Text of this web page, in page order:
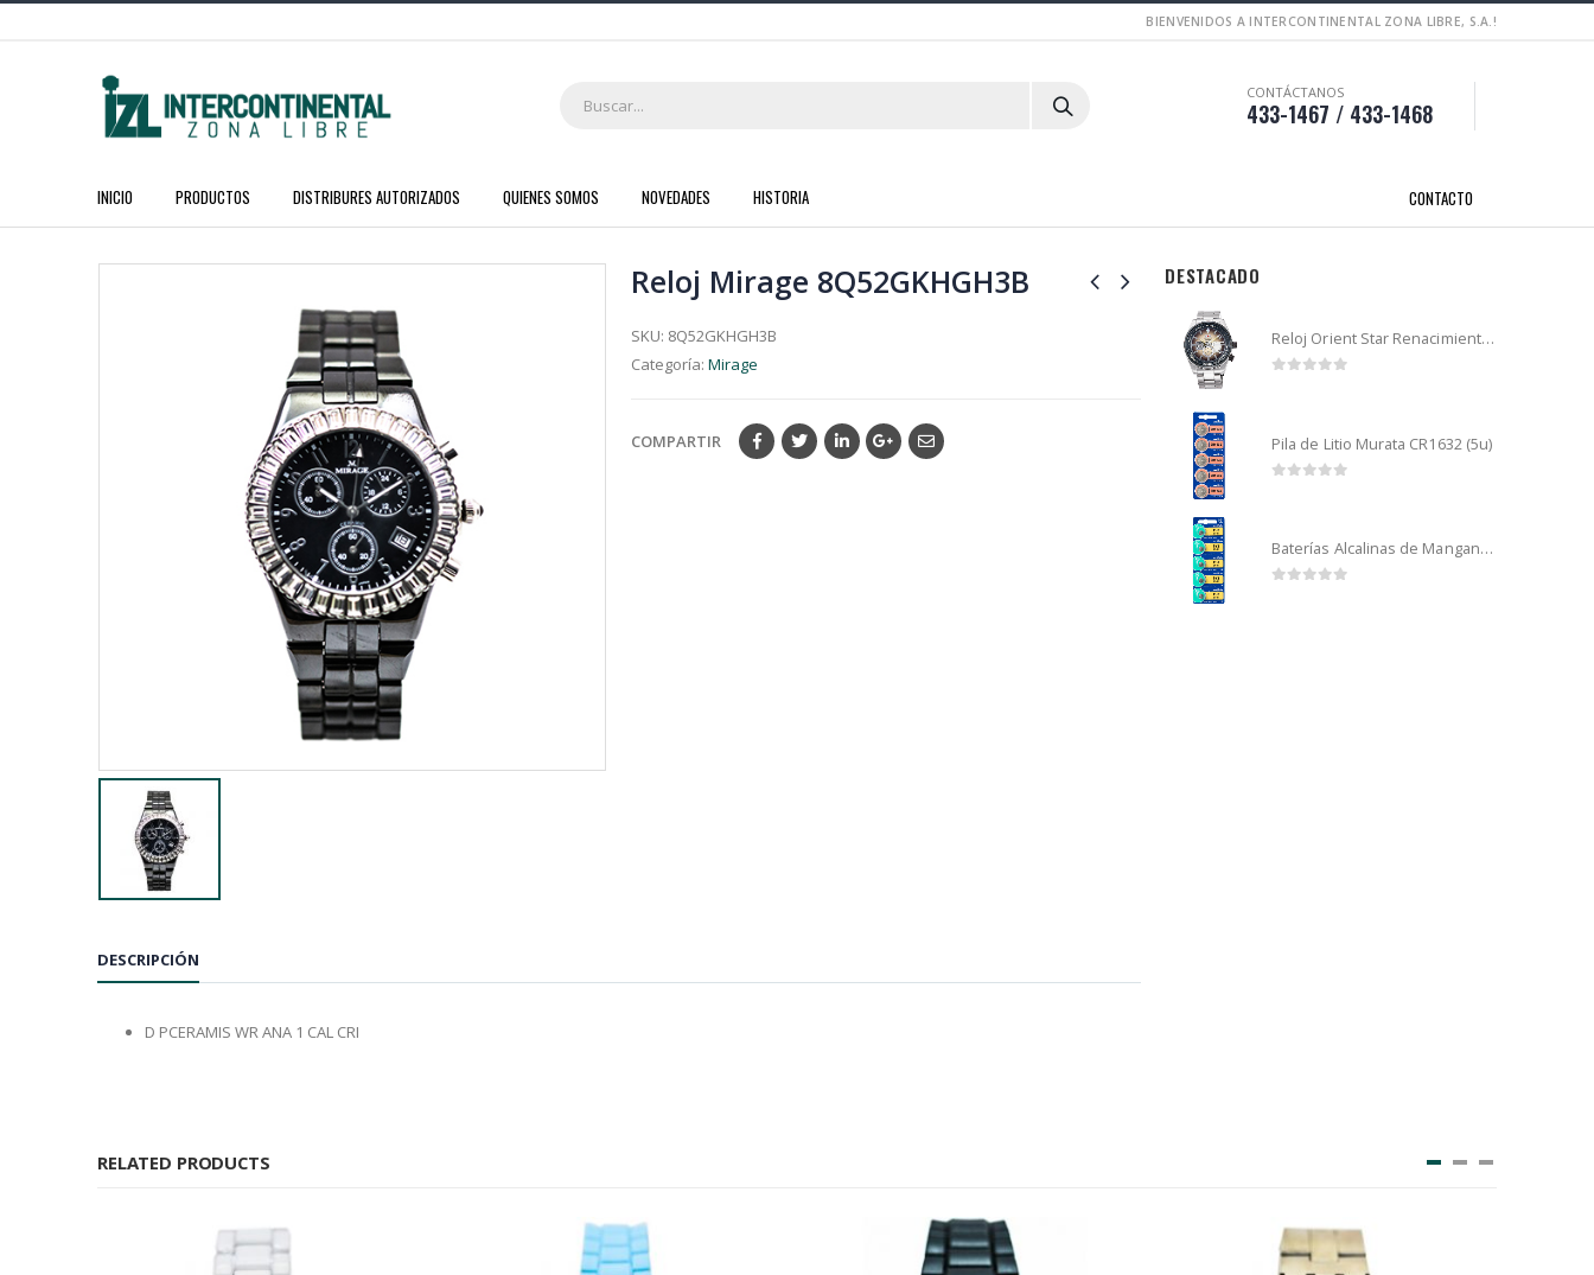
BIENVENIDOS A INTERCONTINENTAL ZONA LIBRE, S.A.!
CONTÁCTANOS
433-1467 / 433-1468
INICIO PRODUCTOS DISTRIBURES AUTORIZADOS QUIENES SOMOS NOVEDADES HISTORIA CONTACTO
Reloj Mirage 8Q52GKHGH3B
SKU: 8Q52GKHGH3B
Categoría: Mirage
COMPARTIR
DESCRIPCIÓN
D PCERAMIS WR ANA 1 CAL CRI
DESTACADO
Reloj Orient Star Renacimiento mecánico - Retro Future Guitar - RA-AR0303G
Pila de Litio Murata CR1632 (5u)
Baterías Alcalinas de Manganeso Murata 192 (5u)
RELATED PRODUCTS